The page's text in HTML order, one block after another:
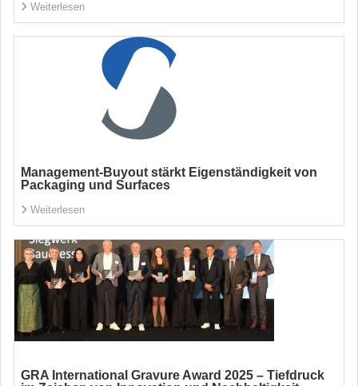
Weiterlesen
Management-Buyout stärkt Eigenständigkeit von
Packaging und Surfaces
Weiterlesen
GRA International Gravure Award 2025 – Tiefdruck